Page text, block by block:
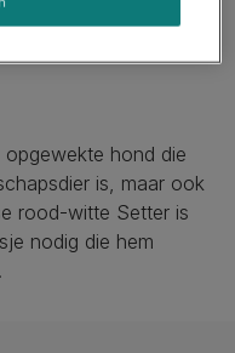
hond die
is, maar ook
rood-witte Setter is
nodig die hem